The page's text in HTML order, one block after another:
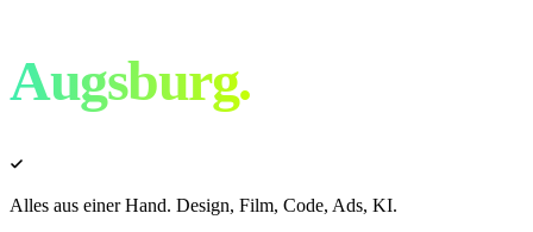
Augsburg.
Alles aus einer Hand. Design, Film, Code, Ads, KI.